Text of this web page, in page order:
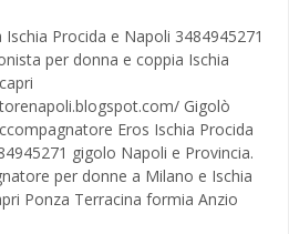
Procida e Napoli 3484945271
per donna e coppia Ischia
Gigolò
Eros Ischia Procida
gigolo Napoli e Provincia.
per donne a Milano e Ischia
Ponza Terracina formia Anzio